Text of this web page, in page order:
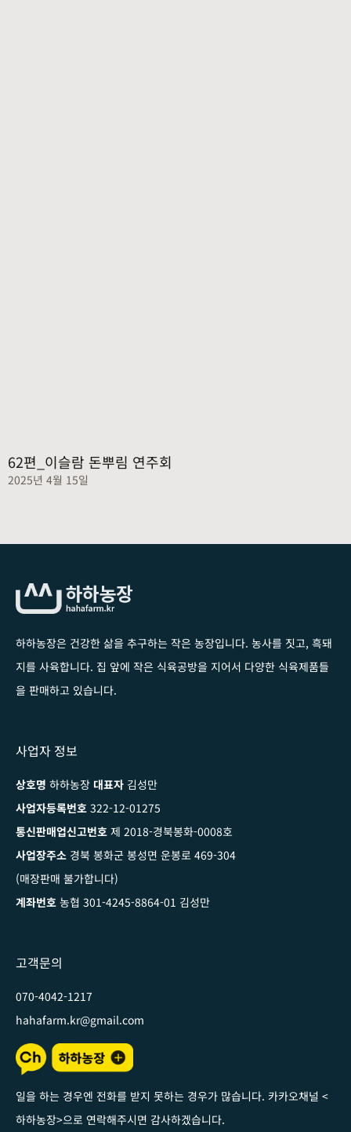
62편_이슬람 돈뿌림 연주회
2025년 4월 15일
하하농장은 건강한 삶을 추구하는 작은 농장입니다. 농사를 짓고, 흑돼
지를 사육합니다. 집 앞에 작은 식육공방을 지어서 다양한 식육제품들
을 판매하고 있습니다.
사업자 정보
상호명 하하농장 대표자 김성만
사업자등록번호 322-12-01275
통신판매업신고번호 제 2018-경북봉화-0008호
사업장주소 경북 봉화군 봉성면 운봉로 469-304
(매장판매 불가합니다)
계좌번호 농협 301-4245-8864-01 김성만
고객문의
070-4042-1217
hahafarm.kr@gmail.com
일을 하는 경우엔 전화를 받지 못하는 경우가 많습니다. 카카오채널 <
하하농장>으로 연락해주시면 감사하겠습니다.